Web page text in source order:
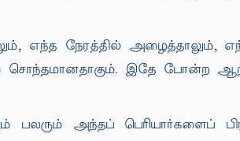
எந்த நேரத்தில்
இதே போன்ற
அந்தப் பெரியார்களைப்